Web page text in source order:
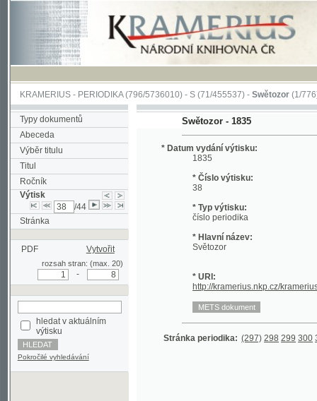
KRAMERIUS-PERIODIKA(796/5736010) -S(71/455537) -Swětozor(1/776)
Typy dokumentů
Abeceda
Výběr titulu
Titul
Ročník
Výtisk
/44
Stránka
PDF
rozsah stran: (max. 20)
výtisku
Pokročilé vyhledávání
Swětozor - 1835
* Datum vydání výtisku:
1835
* Číslo výtisku:
* Typ výtisku:
* Hlavní název:
* URI:
Stránka periodika: (297) 298 299